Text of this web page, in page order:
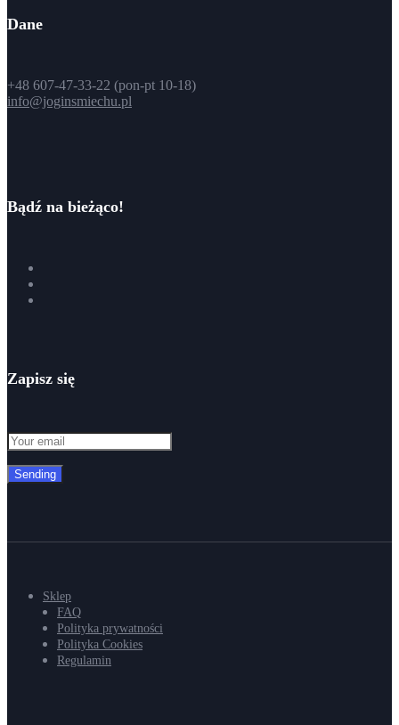
Dane
+48 607-47-33-22 (pon-pt 10-18)
info@joginsmiechu.pl
Bądź na bieżąco!
Zapisz się
Sending
Sklep
FAQ
Polityka prywatności
Polityka Cookies
Regulamin